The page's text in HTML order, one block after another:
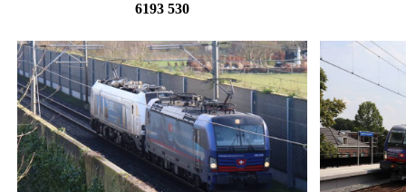
6193 530